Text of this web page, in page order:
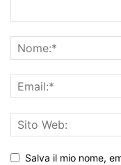
Salva il mio nome,